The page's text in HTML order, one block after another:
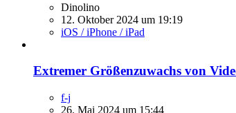
Dinolino
12. Oktober 2024 um 19:19
iOS / iPhone / iPad
Extremer Größenzuwachs von
f-j
26. Mai 2024 um 15:44